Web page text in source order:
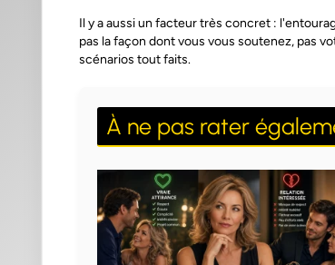
Il y a aussi un facteur très concret :
pas la façon dont vous vous soutenez, pas
scénarios tout faits.
À ne pas rater